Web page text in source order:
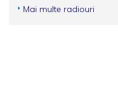
Mai multe radiouri